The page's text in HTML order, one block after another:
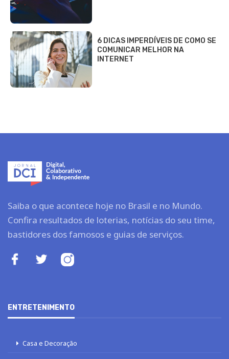
6 DICAS IMPERDÍVEIS DE COMO SE
COMUNICAR MELHOR NA
INTERNET
Saiba o que acontece hoje no Brasil e no Mundo.
Confira resultados de loterias, notícias do seu time,
bastidores dos famosos e guias de serviços.
ENTRETENIMENTO
Casa e Decoração